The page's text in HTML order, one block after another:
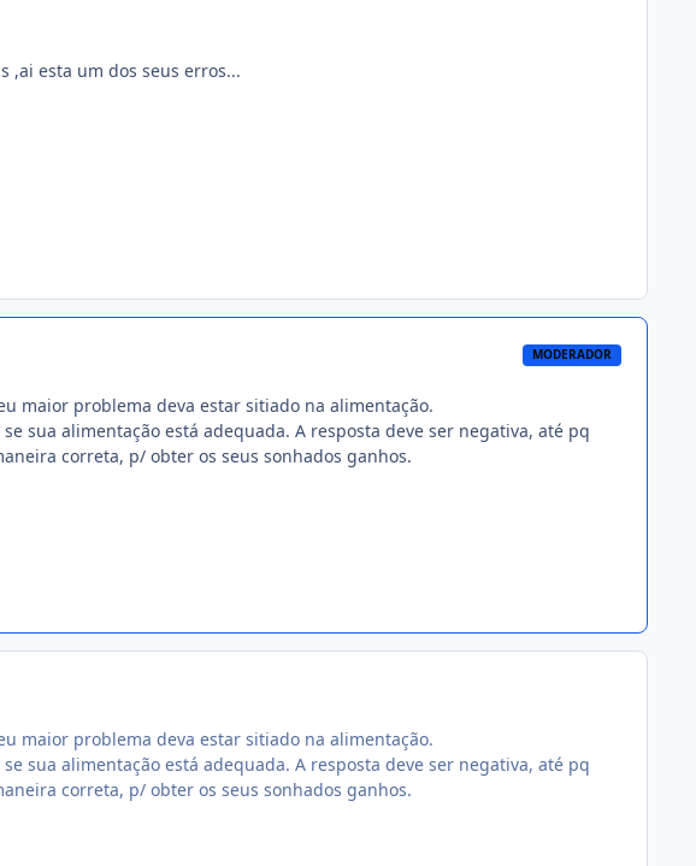
,ai esta um dos seus erros...
MODERADOR
maior problema deva estar sitiado na alimentação.
sua alimentação está adequada. A resposta deve ser negativa, até pq
correta, p/ obter os seus sonhados ganhos.
maior problema deva estar sitiado na alimentação.
sua alimentação está adequada. A resposta deve ser negativa, até pq
correta, p/ obter os seus sonhados ganhos.